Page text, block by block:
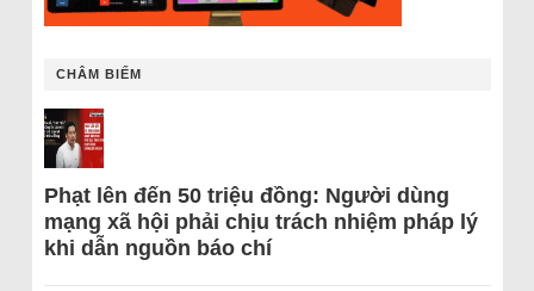
CHÂM BIẾM
Phạt lên đến 50 triệu đồng: Người dùng
mạng xã hội phải chịu trách nhiệm pháp lý
khi dẫn nguồn báo chí